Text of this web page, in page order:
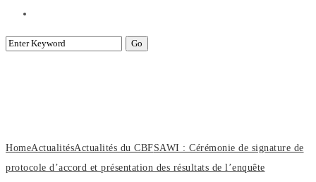
HomeActualitésActualités du CBFSAWI : Cérémonie de signature de
protocole d’accord et présentation des résultats de l’enquête